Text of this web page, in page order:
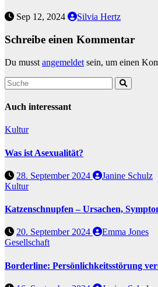
Sep 12, 2024 Silvia Hertz
Schreibe einen Kommentar
Du musst angemeldet sein, um einen
Auch interessant
Kultur
Was ist Asexualität?
28. September 2024
Janine Schulz
Kultur
Katzenschnupfen – Ursachen,
20. September 2024
Emma Jones
Gesellschaft
Borderline: Persönlichkeitsstörung